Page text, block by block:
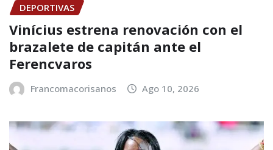
DEPORTIVAS
Vinícius estrena renovación con el
brazalete de capitán ante el
Ferencvaros
Francomacorisanos Ago 10, 2026